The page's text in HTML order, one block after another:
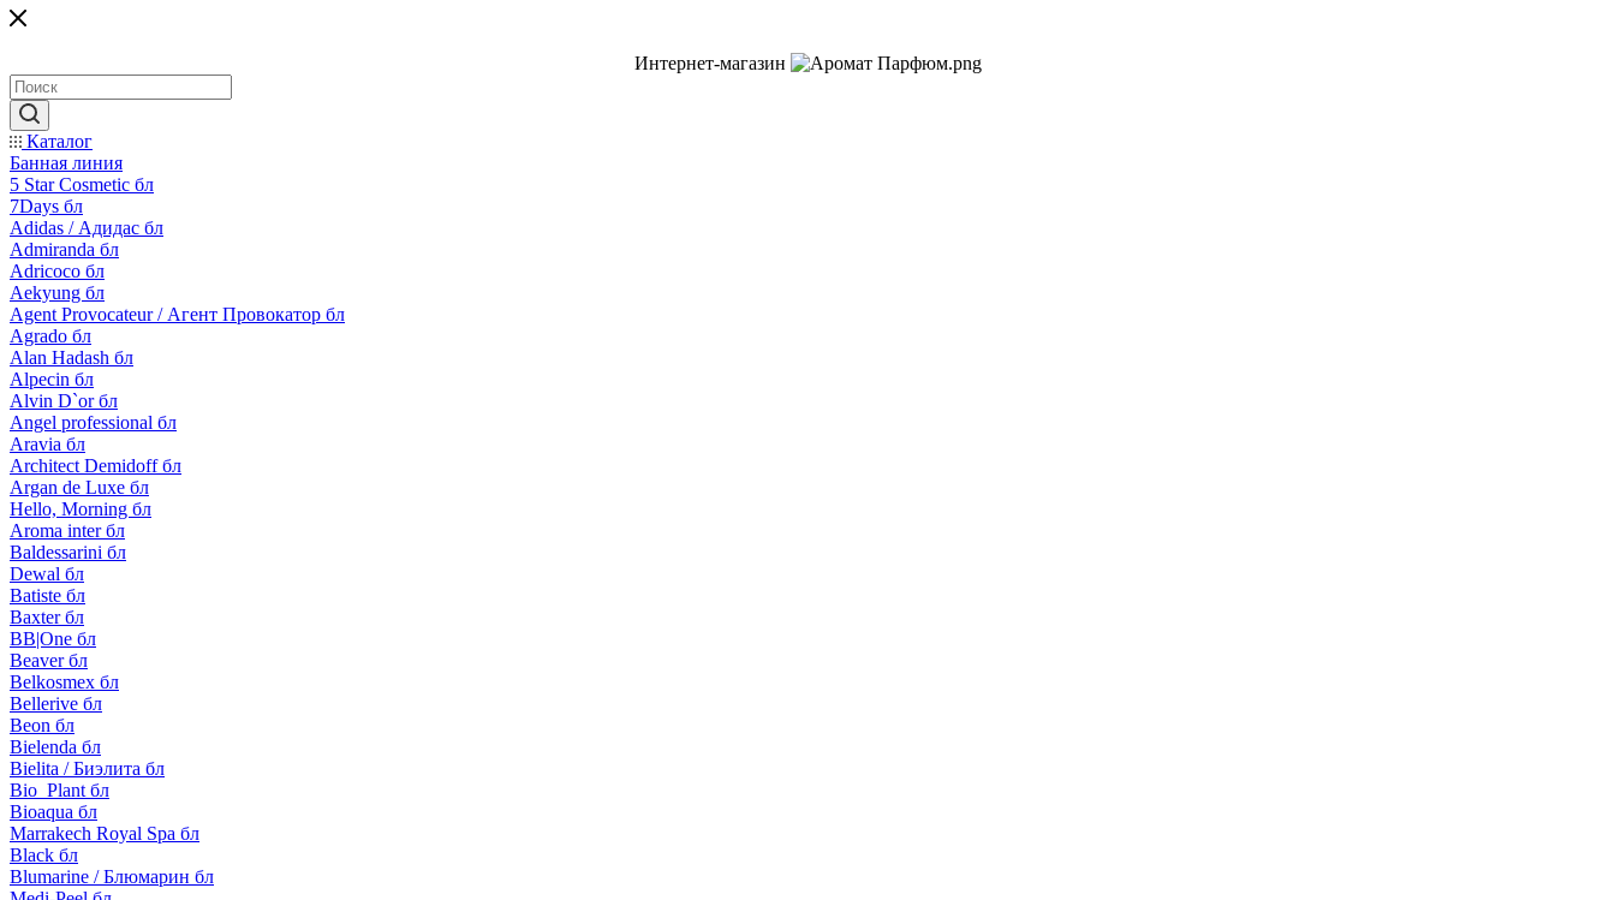
Интернет-магазин
Каталог
Банная линия
5 Star Cosmetic бл
7Days бл
Adidas / Адидас бл
Admiranda бл
Adricoco бл
Aekyung бл
Agent Provocateur / Агент Провокатор бл
Agrado бл
Alan Hadash бл
Alpecin бл
Alvin D`or бл
Angel professional бл
Aravia бл
Architect Demidoff бл
Argan de Luxe бл
Hello, Morning бл
Aroma inter бл
Baldessarini бл
Dewal бл
Batiste бл
Baxter бл
BB|One бл
Beaver бл
Belkosmex бл
Bellerive бл
Beon бл
Bielenda бл
Bielita / Биэлита бл
Bio_Plant бл
Bioaqua бл
Marrakech Royal Spa бл
Black бл
Blumarine / Блюмарин бл